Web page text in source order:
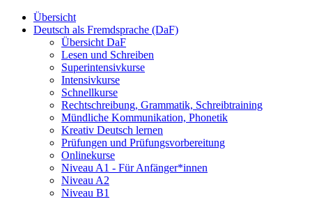
Übersicht
Deutsch als Fremdsprache (DaF)
Übersicht DaF
Lesen und Schreiben
Superintensivkurse
Intensivkurse
Schnellkurse
Rechtschreibung, Grammatik, Schreibtraining
Mündliche Kommunikation, Phonetik
Kreativ Deutsch lernen
Prüfungen und Prüfungsvorbereitung
Onlinekurse
Niveau A1 - Für Anfänger*innen
Niveau A2
Niveau B1